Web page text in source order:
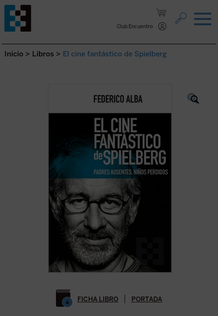
Club Encuentro
Saltar al contenido.
Inicio > Libros > El cine fantástico de Spielberg
FICHA LIBRO PORTADA